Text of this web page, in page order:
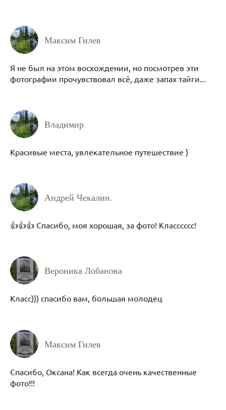
Максим Гилев
Я не был на этом восхождении, но посмотрев эти
фотографии прочувствовал всё, даже запах тайги...
Владимир
Красивые места, увлекательное путешествие )
Андрей Чекалин.
👍👍👍 Спасибо, моя хорошая, за фото! Класссссс!
Вероника Лобанова
Класс))) спасибо вам, большая молодец
Максим Гилев
Спасибо, Оксана! Как всегда очень качественные
фото!!!